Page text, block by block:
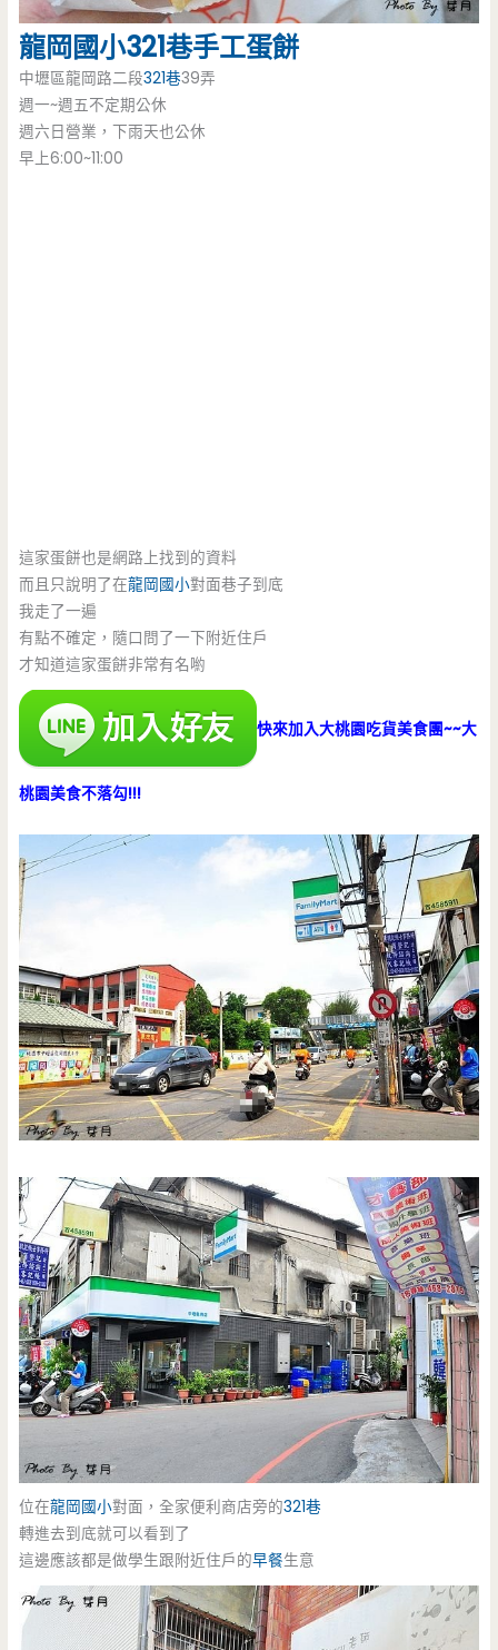
龍岡國小321巷手工蛋餅
中壢區龍岡路二段321巷39弄
週一~週五不定期公休
週六日營業，下雨天也公休
早上6:00~11:00
這家蛋餅也是網路上找到的資料
而且只說明了在龍岡國小對面巷子到底
我走了一遍
有點不確定，隨口問了一下附近住戶
才知道這家蛋餅非常有名喲
快來加入大桃園吃貨美食團~~大
桃園美食不落勾!!!
位在龍岡國小對面，全家便利商店旁的321巷
轉進去到底就可以看到了
這邊應該都是做學生跟附近住戶的早餐生意